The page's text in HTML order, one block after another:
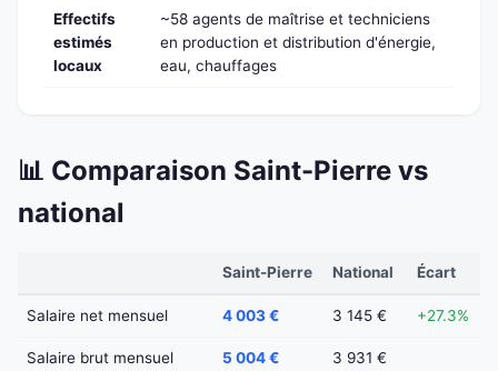
Effectifs
estimés
locaux
~58 agents de maîtrise et techniciens
en production et distribution d'énergie,
eau, chauffages
📊 Comparaison Saint-Pierre vs
national
Saint-Pierre National Écart
Salaire net mensuel 4 003 € 3 145 € +27.3%
Salaire brut mensuel 5 004 € 3 931 €